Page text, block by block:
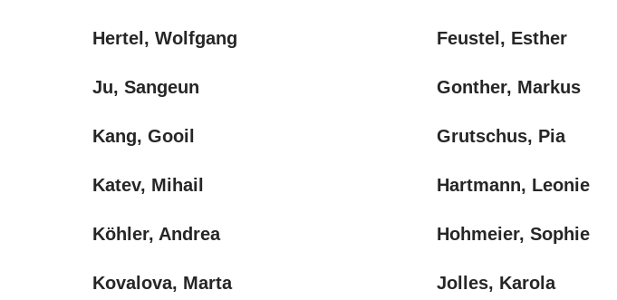
Hertel, Wolfgang
Ju, Sangeun
Kang, Gooil
Katev, Mihail
Köhler, Andrea
Kovalova, Marta
Feustel, Esther
Gonther, Markus
Grutschus, Pia
Hartmann, Leonie
Hohmeier, Sophie
Jolles, Karola